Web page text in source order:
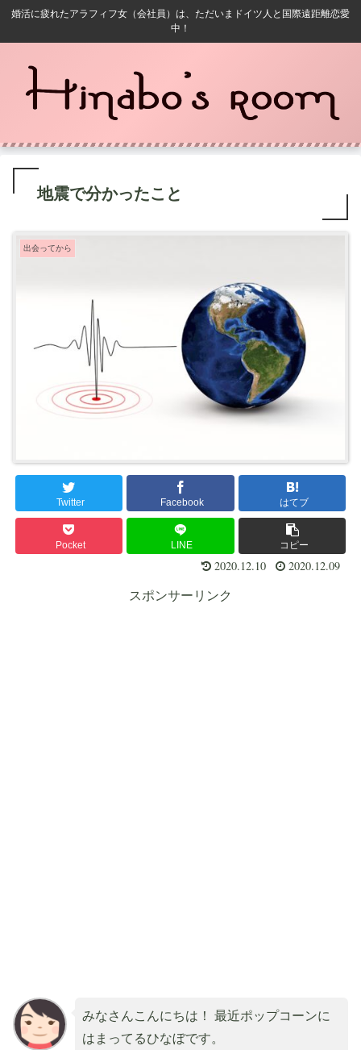
婚活に疲れたアラフィフ女（会社員）は、ただいまドイツ人と国際遠距離恋愛
中！
地震で分かったこと
出会ってから
Twitter Facebook はてブ
Pocket LINE コピー
2020.12.10 2020.12.09
スポンサーリンク
みなさんこんにちは！ 最近ポップコーンに
はまってるひなぼです。